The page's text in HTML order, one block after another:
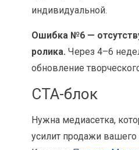
индивидуальной.
Ошибка №6 —
ролика. Через 4–6
обновление
CTA-блок
Нужна медиасетка,
усилит продажи